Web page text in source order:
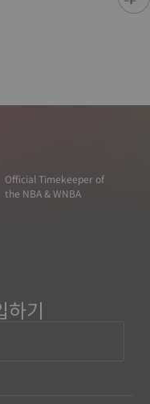
Official Timekeeper of
the NBA & WNBA
하기